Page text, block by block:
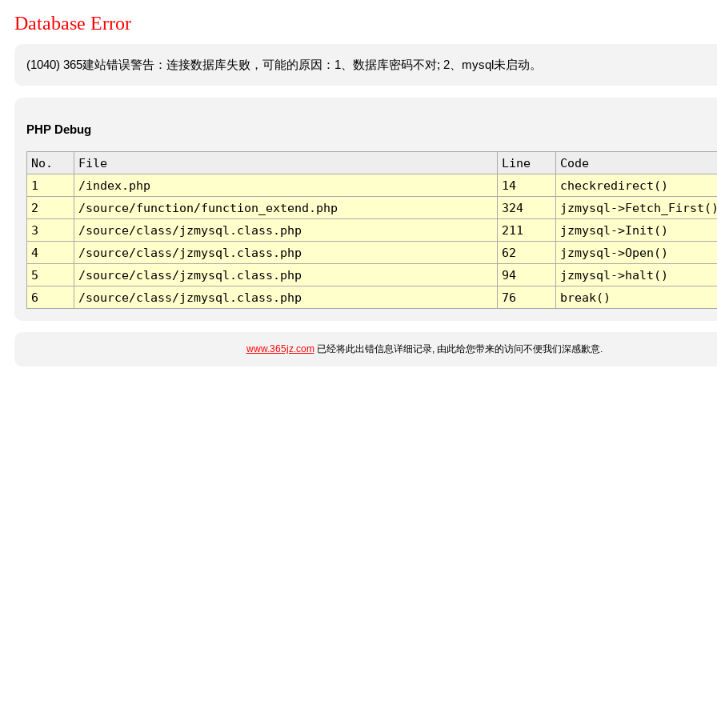
Database Error
(1040) 365建站错误警告：连接数据库失败，可能的原因：1、数据库密码不对; 2、mysql未启动。
PHP Debug
No. File Line
Code
1
/index.php 14
checkredirect()
2
/source/function/function_extend.php 324
jzmysql-
3
/source/class/jzmysql.class.php 211
jzmysql->Init()
4
/source/class/jzmysql.class.php 62
jzmysql->Open()
5
/source/class/jzmysql.class.php 94
jzmysql->halt()
6
/source/class/jzmysql.class.php 76 break()
www.365jz.com已经将此出错信息详细记录, 由此给您带来的访问不便我们深感歉意.